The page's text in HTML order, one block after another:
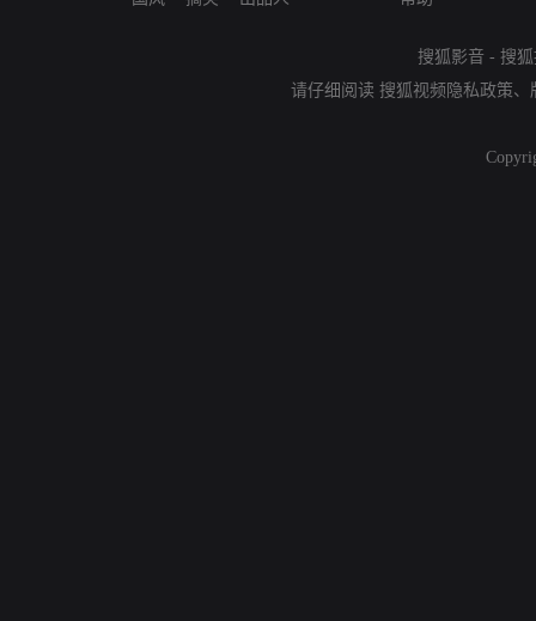
搜狐影音 - 搜
请仔细阅读 搜狐视频隐私政策、